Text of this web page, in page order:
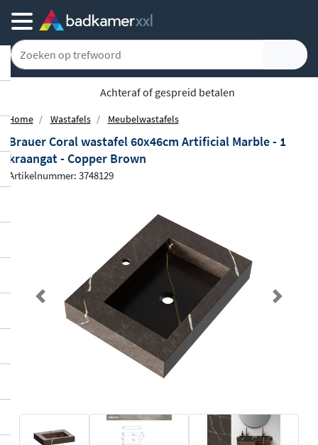
Achteraf of gespreid betalen
Home Wastafels Meubelwastafels
Brauer Coral wastafel 60x46cm Artificial Marble - 1
kraangat - Copper Brown
Artikelnummer: 3748129
Previous Next